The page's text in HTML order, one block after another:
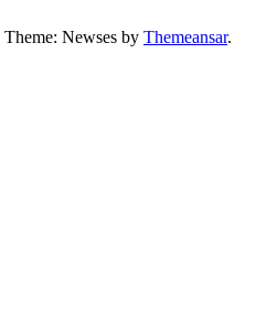
Theme: Newses by Themeansar.